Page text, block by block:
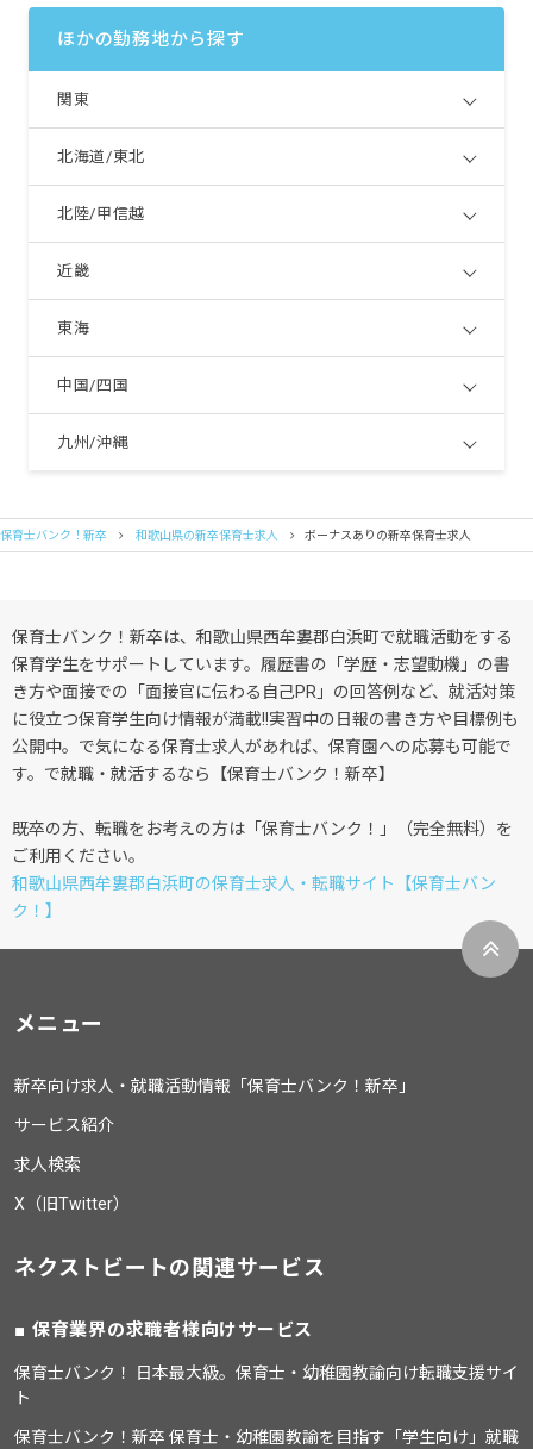
ほかの勤務地から探す
関東
北海道/東北
北陸/甲信越
近畿
東海
中国/四国
九州/沖縄
保育士バンク！新卒 和歌山県の新卒保育士求人 ボーナスありの新卒保育士求人
保育士バンク！新卒は、和歌山県西牟婁郡白浜町で就職活動をする
保育学生をサポートしています。履歴書の「学歴・志望動機」の書
き方や面接での「面接官に伝わる自己PR」の回答例など、就活対策
に役立つ保育学生向け情報が満載!!実習中の日報の書き方や目標例も
公開中。で気になる保育士求人があれば、保育園への応募も可能で
す。で就職・就活するなら【保育士バンク！新卒】
既卒の方、転職をお考えの方は「保育士バンク！」（完全無料）を
ご利用ください。
和歌山県西牟婁郡白浜町の保育士求人・転職サイト【保育士バン
ク！】
メニュー
新卒向け求人・就職活動情報「保育士バンク！新卒」
サービス紹介
求人検索
X（旧Twitter）
ネクストビートの関連サービス
保育業界の求職者様向けサービス
保育士バンク！ 日本最大級。保育士・幼稚園教諭向け転職支援サイ
ト
保育士バンク！新卒 保育士・幼稚園教諭を目指す「学生向け」就職